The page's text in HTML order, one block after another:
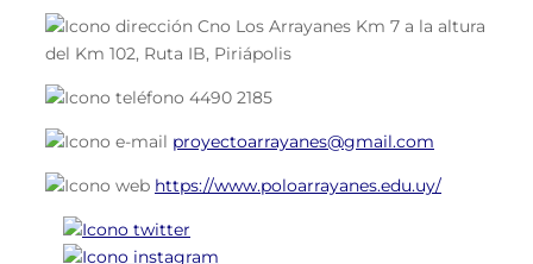
Cno Los Arrayanes Km 7 a la altura
del Km 102, Ruta IB, Piriápolis
4490 2185
proyectoarrayanes@gmail.com
https://www.poloarrayanes.edu.uy/